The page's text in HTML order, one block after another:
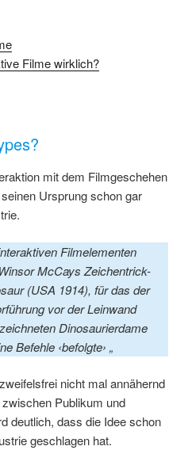
Filme wirklich?
mit dem Filmgeschehen
Ursprung schon gar
Filmelementen
McCays Zeichentrick-
(USA 1914), für das der
vor der Leinwand
Dinosaurierdame
Befehle ‹befolgte› „
nicht mal annähernd
Publikum und
deutlich, dass die Idee schon
geschlagen hat.